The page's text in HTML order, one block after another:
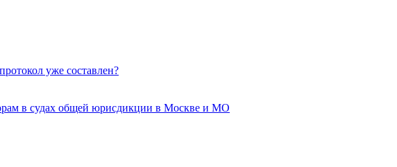
уже составлен?
в судах общей юрисдикции в Москве и МО